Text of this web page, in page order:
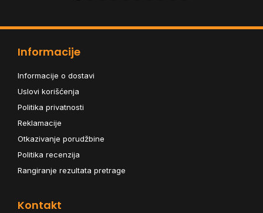
Informacije
Informacije o dostavi
Uslovi korišćenja
Politika privatnosti
Reklamacije
Otkazivanje porudžbine
Politika recenzija
Rangiranje rezultata pretrage
Kontakt